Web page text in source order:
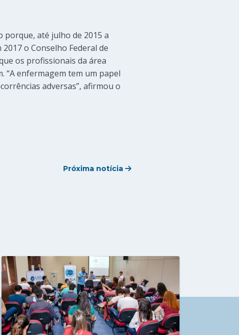
até julho de 2015 a
o Conselho Federal de
os profissionais da área
“A enfermagem tem um papel
adversas”, afirmou o
Próxima notícia